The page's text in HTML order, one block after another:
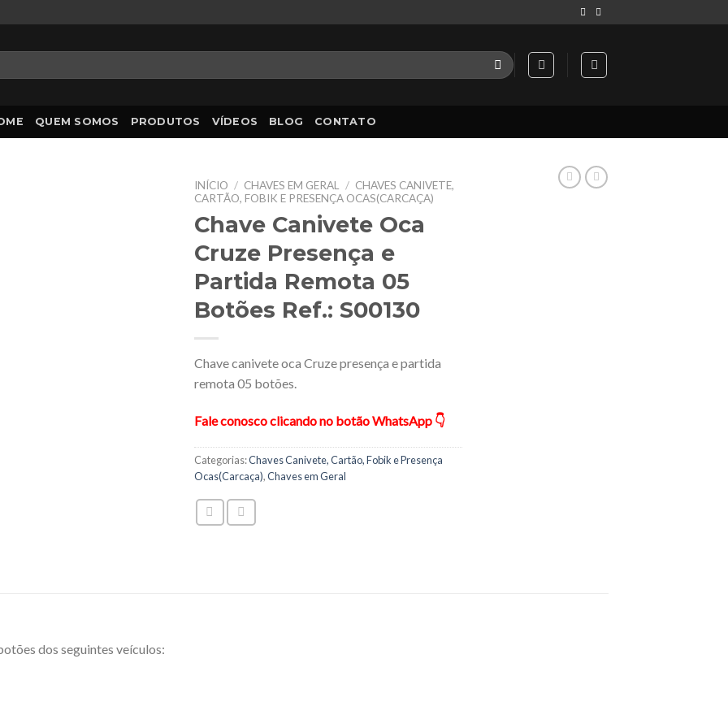
QUEM SOMOS PRODUTOS VÍDEOS BLOG CONTATO
INÍCIO / CHAVES EM GERAL / CHAVES CANIVETE,
CARTÃO, FOBIK E PRESENÇA OCAS(CARCAÇA)
Chave Canivete Oca
Cruze Presença e
Partida Remota 05
Botões Ref.: S00130
Chave canivete oca Cruze presença e partida
remota 05 botões.
Fale conosco clicando no botão WhatsApp 👇
Categorias:Chaves Canivete, Cartão, Fobik e Presença
Ocas(Carcaça),Chaves em Geral
dos seguintes veículos: